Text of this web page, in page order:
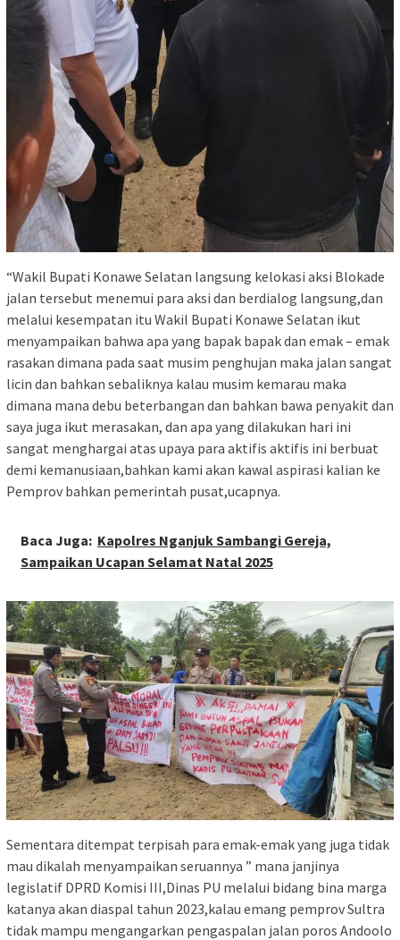
“Wakil Bupati Konawe Selatan langsung kelokasi aksi Blokade
jalan tersebut menemui para aksi dan berdialog langsung,dan
melalui kesempatan itu Wakil Bupati Konawe Selatan ikut
menyampaikan bahwa apa yang bapak bapak dan emak – emak
rasakan dimana pada saat musim penghujan maka jalan sangat
licin dan bahkan sebaliknya kalau musim kemarau maka
dimana mana debu beterbangan dan bahkan bawa penyakit dan
saya juga ikut merasakan, dan apa yang dilakukan hari ini
sangat menghargai atas upaya para aktifis aktifis ini berbuat
demi kemanusiaan,bahkan kami akan kawal aspirasi kalian ke
Pemprov bahkan pemerintah pusat,ucapnya.
Baca Juga: Kapolres Nganjuk Sambangi Gereja,
Sampaikan Ucapan Selamat Natal 2025
Sementara ditempat terpisah para emak-emak yang juga tidak
mau dikalah menyampaikan seruannya ” mana janjinya
legislatif DPRD Komisi III,Dinas PU melalui bidang bina marga
katanya akan diaspal tahun 2023,kalau emang pemprov Sultra
tidak mampu mengangarkan pengaspalan jalan poros Andoolo